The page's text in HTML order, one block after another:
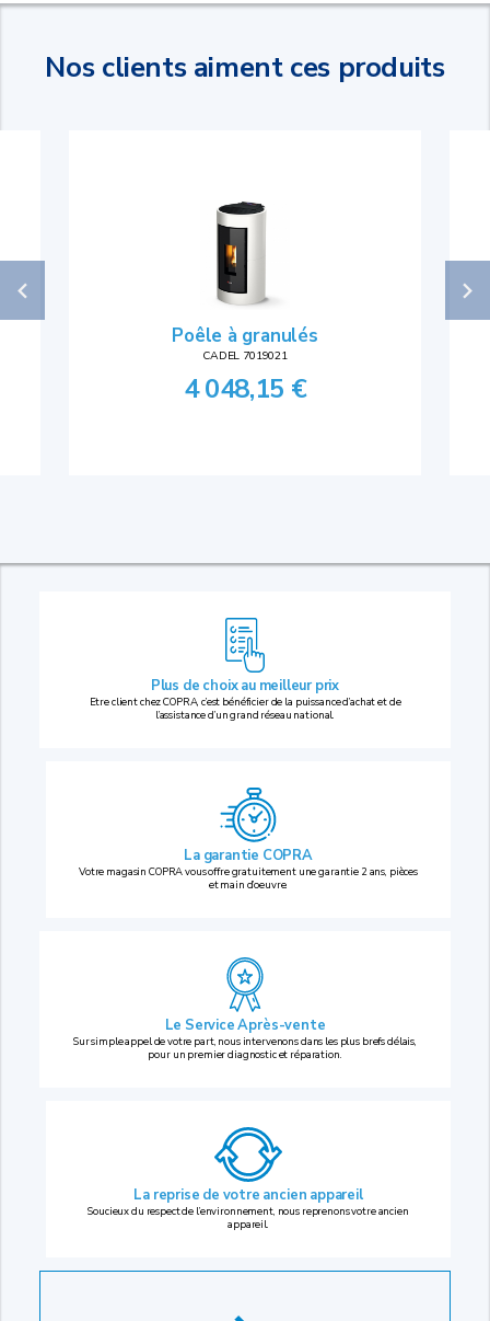
Nos clients aiment ces produits
Poêle à granulés
CADEL 7019021
4 048,15 €
Plus de choix au meilleur prix
Etre client chez COPRA, c’est bénéficier de la puissance d’achat et de
l’assistance d’un grand réseau national.
La garantie COPRA
Votre magasin COPRA vous offre gratuitement une garantie 2 ans, pièces
et main d’oeuvre.
Le Service Après-vente
Sur simple appel de votre part, nous intervenons dans les plus brefs délais,
pour un premier diagnostic et réparation.
La reprise de votre ancien appareil
Soucieux du respect de l’environnement, nous reprenons votre ancien
appareil.